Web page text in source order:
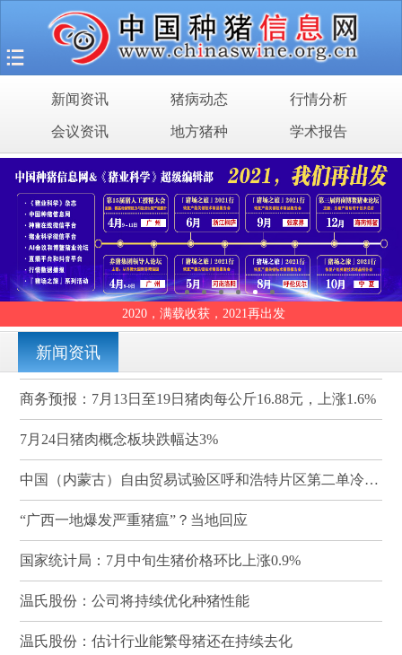
新闻资讯 猪病动态 行情分析
会议资讯 地方猪种 学术报告
全国种猪销售服务平台
新闻资讯
商务预报：7月13日至19日猪肉每公斤16.88元，上涨1.6%
7月24日猪肉概念板块跌幅达3%
中国（内蒙古）自由贸易试验区呼和浩特片区第二单冷冻猪肉发往蒙古国
“广西一地爆发严重猪瘟”？当地回应
国家统计局：7月中旬生猪价格环比上涨0.9%
温氏股份：公司将持续优化种猪性能
温氏股份：估计行业能繁母猪还在持续去化
首页
猪场之旅
新闻资讯
猪病动态
行情分析
会议资讯
地方猪种